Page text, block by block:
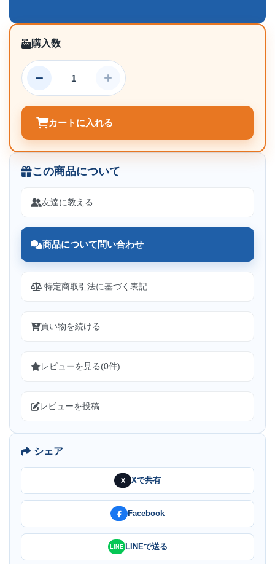
購入数
カートに入れる
この商品について
友達に教える
商品について問い合わせ
特定商取引法に基づく表記
買い物を続ける
レビューを見る(0件)
レビューを投稿
シェア
X Xで共有
Facebook
LINE LINEで送る